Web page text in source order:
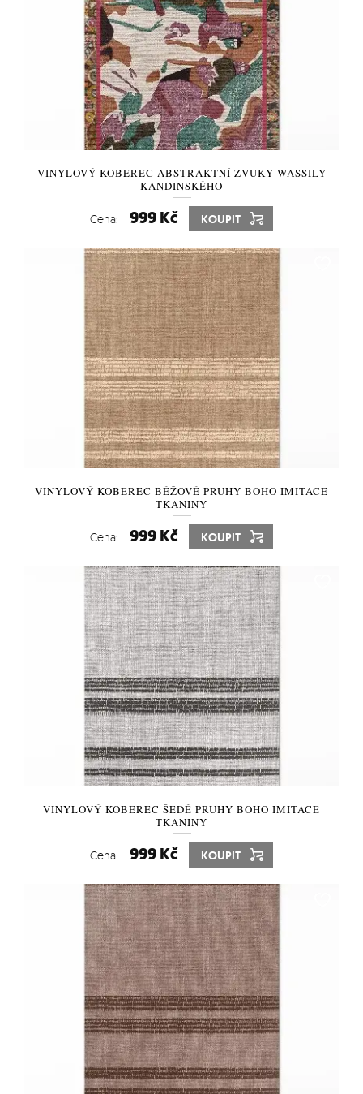
VINYLOVÝ KOBEREC ABSTRAKTNÍ ZVUKY WASSILY
KANDINSKÉHO
Cena: 999 Kč KOUPIT
VINYLOVÝ KOBEREC BÉŽOVÉ PRUHY BOHO IMITACE
TKANINY
Cena: 999 Kč KOUPIT
VINYLOVÝ KOBEREC ŠEDÉ PRUHY BOHO IMITACE
TKANINY
Cena: 999 Kč KOUPIT